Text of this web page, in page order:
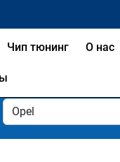
Чип тюнинг О нас